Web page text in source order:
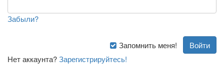
Забыли?
Запомнить меня!
Нет аккаунта?Зарегистрируйтесь!